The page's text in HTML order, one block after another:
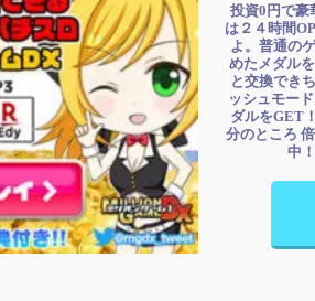
投資0円で豪
は２４時間
よ。普通の
めたメダル
と交換でき
ッシュモー
ダルをGET
分のところ
中